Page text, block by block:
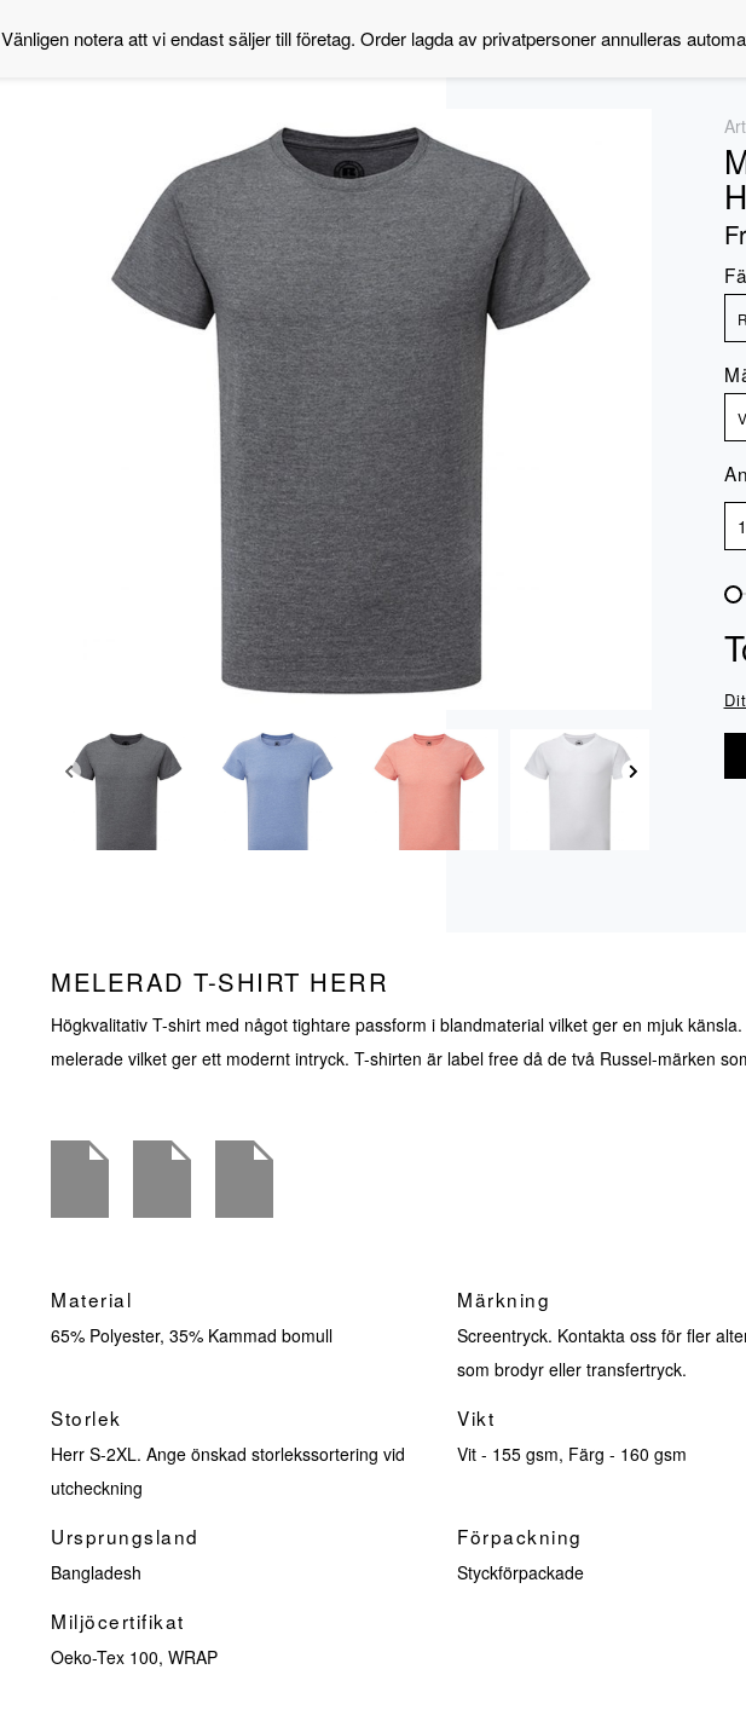
MELERAD T-SHIRT HERR
Högkvalitativ T-shirt med något tightare passform i blandmaterial vilket ger en mjuk
melerade vilket ger ett modernt intryck. T-shirten är label free då de två Russel-märken
Material
65% Polyester, 35% Kammad bomull
Märkning
Screentryck. Kontakta oss för fler
som brodyr eller transfertryck.
Storlek
Herr S-2XL. Ange önskad storlekssortering vid
utcheckning
Vikt
Vit - 155 gsm, Färg - 160 gsm
Ursprungsland
Bangladesh
Förpackning
Styckförpackade
Miljöcertifikat
Oeko-Tex 100, WRAP
Vänligen notera att vi endast säljer till företag. Order lagda av privatpersoner annulleras